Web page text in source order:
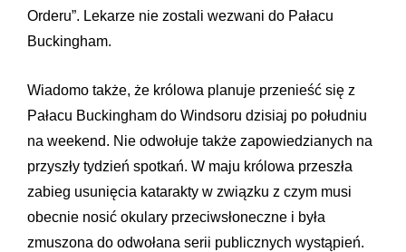
Orderu”. Lekarze nie zostali wezwani do Pałacu
Buckingham.
Wiadomo także, że królowa planuje przenieść się z
Pałacu Buckingham do Windsoru dzisiaj po południu
na weekend. Nie odwołuje także zapowiedzianych na
przyszły tydzień spotkań. W maju królowa przeszła
zabieg usunięcia katarakty w związku z czym musi
obecnie nosić okulary przeciwsłoneczne i była
zmuszona do odwołana serii publicznych wystąpień.